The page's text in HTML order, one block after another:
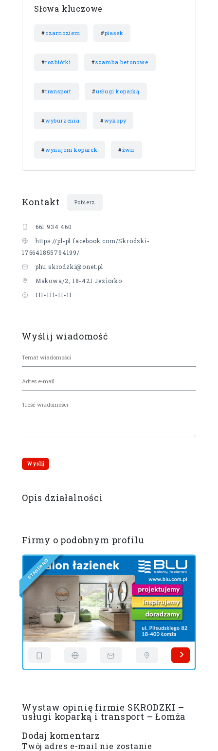
Słowa kluczowe
#czarnoziem #piasek
#rozbiórki #szamba betonowe
#transport #usługi koparką
#wyburzenia #wykopy
#wynajem koparek #żwir
Kontakt Pobierz
661 934 460
https://pl-pl.facebook.com/Skrodzki-
176641855794199/
phu.skrodzki@onet.pl
Makowa/2, 18-421 Jeziorko
111-111-11-11
Wyślij wiadomość
Opis działalności
Firmy o podobnym profilu
STANDAR
D
Wystaw opinię firmie SKRODZKI –
usługi koparką i transport – Łomża
Dodaj komentarz
Twój adres e-mail nie zostanie